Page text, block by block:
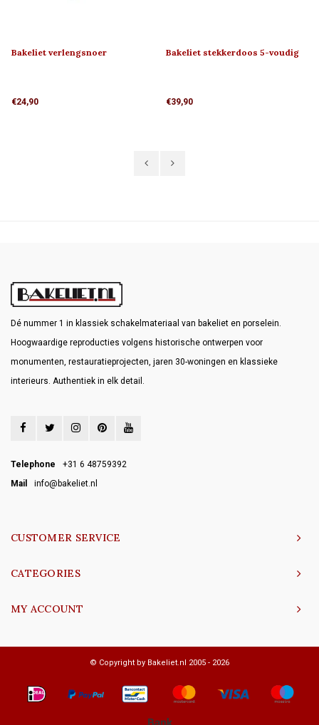
Bakeliet verlengsnoer
€24,90
Bakeliet stekkerdoos 5-voudig
€39,90
Dé nummer 1 in klassiek schakelmateriaal van bakeliet en porselein.
Hoogwaardige reproducties volgens historische ontwerpen voor
monumenten, restauratieprojecten, jaren 30-woningen en klassieke
interieurs. Authentiek in elk detail.
Telephone
+31 6 48759392
Mail
info@bakeliet.nl
CUSTOMER SERVICE
CATEGORIES
MY ACCOUNT
© Copyright by Bakeliet.nl 2005 - 2026